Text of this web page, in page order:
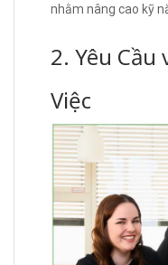
nhằm nâng cao kỹ
2. Yêu
Việc